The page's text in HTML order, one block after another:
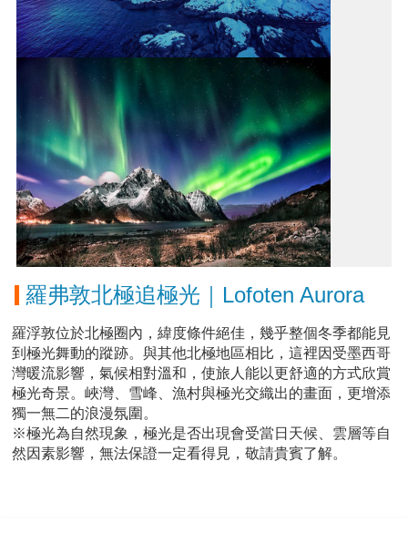
羅弗敦北極追極光｜Lofoten Aurora
羅浮敦位於北極圈內，緯度條件絕佳，幾乎整個冬季都能見
到極光舞動的蹤跡。與其他北極地區相比，這裡因受墨西哥
灣暖流影響，氣候相對溫和，使旅人能以更舒適的方式欣賞
極光奇景。峽灣、雪峰、漁村與極光交織出的畫面，更增添
獨一無二的浪漫氛圍。
※極光為自然現象，極光是否出現會受當日天候、雲層等自
然因素影響，無法保證一定看得見，敬請貴賓了解。